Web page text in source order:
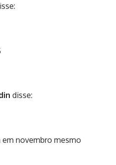
disse:
em novembro mesmo